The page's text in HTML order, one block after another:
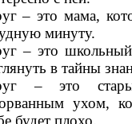
– это мама,
минуту.
– это
в тайны
– это
ухом,
будет плохо.